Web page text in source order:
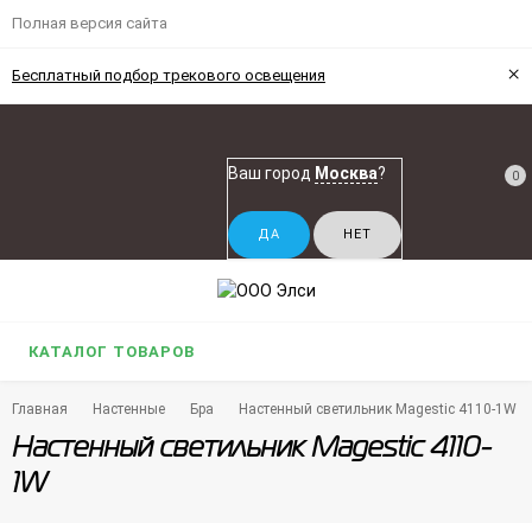
Полная версия сайта
Бесплатный подбор трекового освещения ×
Ваш город Москва? 0
КАТАЛОГ ТОВАРОВ
Главная Настенные Бра Настенный светильник Magestic 4110-1W
Настенный светильник Magestic 4110-
1W